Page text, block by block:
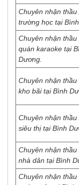
Chuyên nhận
trường học tại
Chuyên nhận
quán karaoke tại
Dương.
Chuyên nhận
kho bãi tại Bình
Chuyên nhận
siêu thị tại Bình
Chuyên nhận
nhà dân tại Bình
Chuyên nhận